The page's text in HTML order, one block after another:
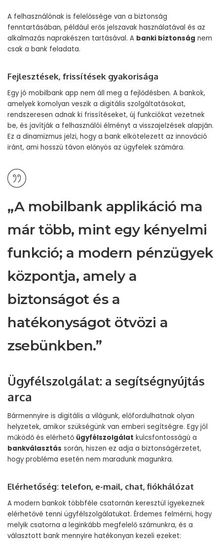
A felhasználónak is felelőssége van a biztonság
fenntartásában, például erős jelszavak használatával és az
alkalmazás naprakészen tartásával. A banki biztonság nem
csak a bank feladata.
Fejlesztések, frissítések gyakorisága
Egy jó mobilbank app nem áll meg a fejlődésben. A bankok,
amelyek komolyan veszik a digitális szolgáltatásokat,
rendszeresen adnak ki frissítéseket, új funkciókat vezetnek
be, és javítják a felhasználói élményt a visszajelzések alapján.
Ez a dinamizmus jelzi, hogy a bank elkötelezett az innováció
iránt, ami hosszú távon előnyös az ügyfelek számára.
„A mobilbank applikáció ma
már több, mint egy kényelmi
funkció; a modern pénzügyek
központja, amely a
biztonságot és a
hatékonyságot ötvözi a
zsebünkben.”
Ügyfélszolgálat: a segítségnyújtás
arca
Bármennyire is digitális a világunk, előfordulhatnak olyan
helyzetek, amikor szükségünk van emberi segítségre. Egy jól
működő és elérhető ügyfélszolgálat kulcsfontosságú a
bankválasztás során, hiszen ez adja a biztonságérzetet,
hogy probléma esetén nem maradunk magunkra.
Elérhetőség: telefon, e-mail, chat, fiókhálózat
A modern bankok többféle csatornán keresztül igyekeznek
elérhetővé tenni ügyfélszolgálatukat. Érdemes felmérni, hogy
melyik csatorna a leginkább megfelelő számunkra, és a
választott bank mennyire hatékonyan kezeli ezeket: